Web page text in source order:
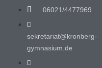
06021/4477969
sekretariat@kronberg-
gymnasium.de